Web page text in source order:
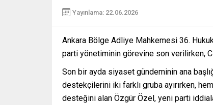
Yayınlama: 22.06.2026
Ankara Bölge Adliye Mahkemesi 36.
parti yönetiminin görevine son verilirken,
Son bir ayda siyaset gündeminin ana
destekçilerini iki farklı gruba ayırırken,
desteğini alan Özgür Özel, yeni parti